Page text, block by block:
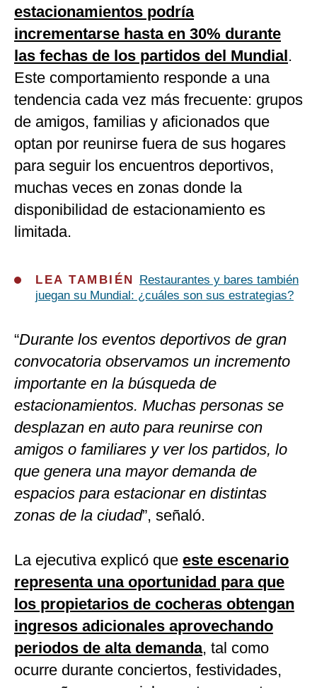
estacionamientos podría
incrementarse hasta en 30% durante
las fechas de los partidos del Mundial.
Este comportamiento responde a una
tendencia cada vez más frecuente: grupos
de amigos, familias y aficionados que
optan por reunirse fuera de sus hogares
para seguir los encuentros deportivos,
muchas veces en zonas donde la
disponibilidad de estacionamiento es
limitada.
LEA TAMBIÉN
Restaurantes y bares también
juegan su Mundial: ¿cuáles son sus estrategias?
“Durante los eventos deportivos de gran
convocatoria observamos un incremento
importante en la búsqueda de
estacionamientos. Muchas personas se
desplazan en auto para reunirse con
amigos o familiares y ver los partidos, lo
que genera una mayor demanda de
espacios para estacionar en distintas
zonas de la ciudad”, señaló.
La ejecutiva explicó que este escenario
representa una oportunidad para que
los propietarios de cocheras obtengan
ingresos adicionales aprovechando
periodos de alta demanda, tal como
ocurre durante conciertos, festividades,